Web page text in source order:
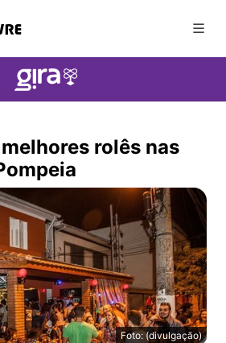
rolês nas
Foto: (divulgação)